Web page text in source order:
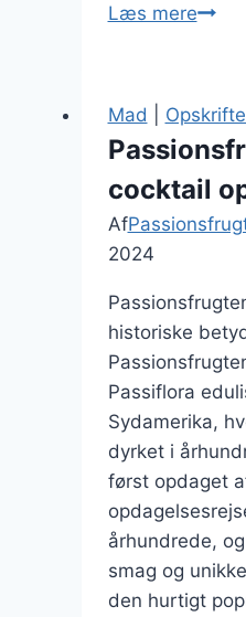
Læs mere
bowl
Mad
cocktail
Af
2024
historiske
Passiflora
Sydamerika,
dyrket i
først opdaget
århundrede,
smag og
den hurtigt